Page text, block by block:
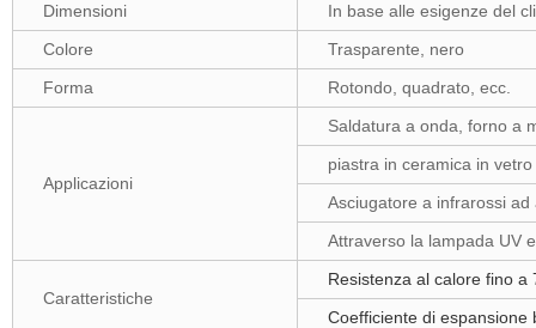
Dimensioni
In base alle esigenze del
Colore
Trasparente, nero
Forma
Rotondo, quadrato, ecc.
Applicazioni
Saldatura a onda, forno a
piastra in ceramica in
Asciugatore a infrarossi
Attraverso la lampada UV
Caratteristiche
Resistenza al calore fino a
Coefficiente di